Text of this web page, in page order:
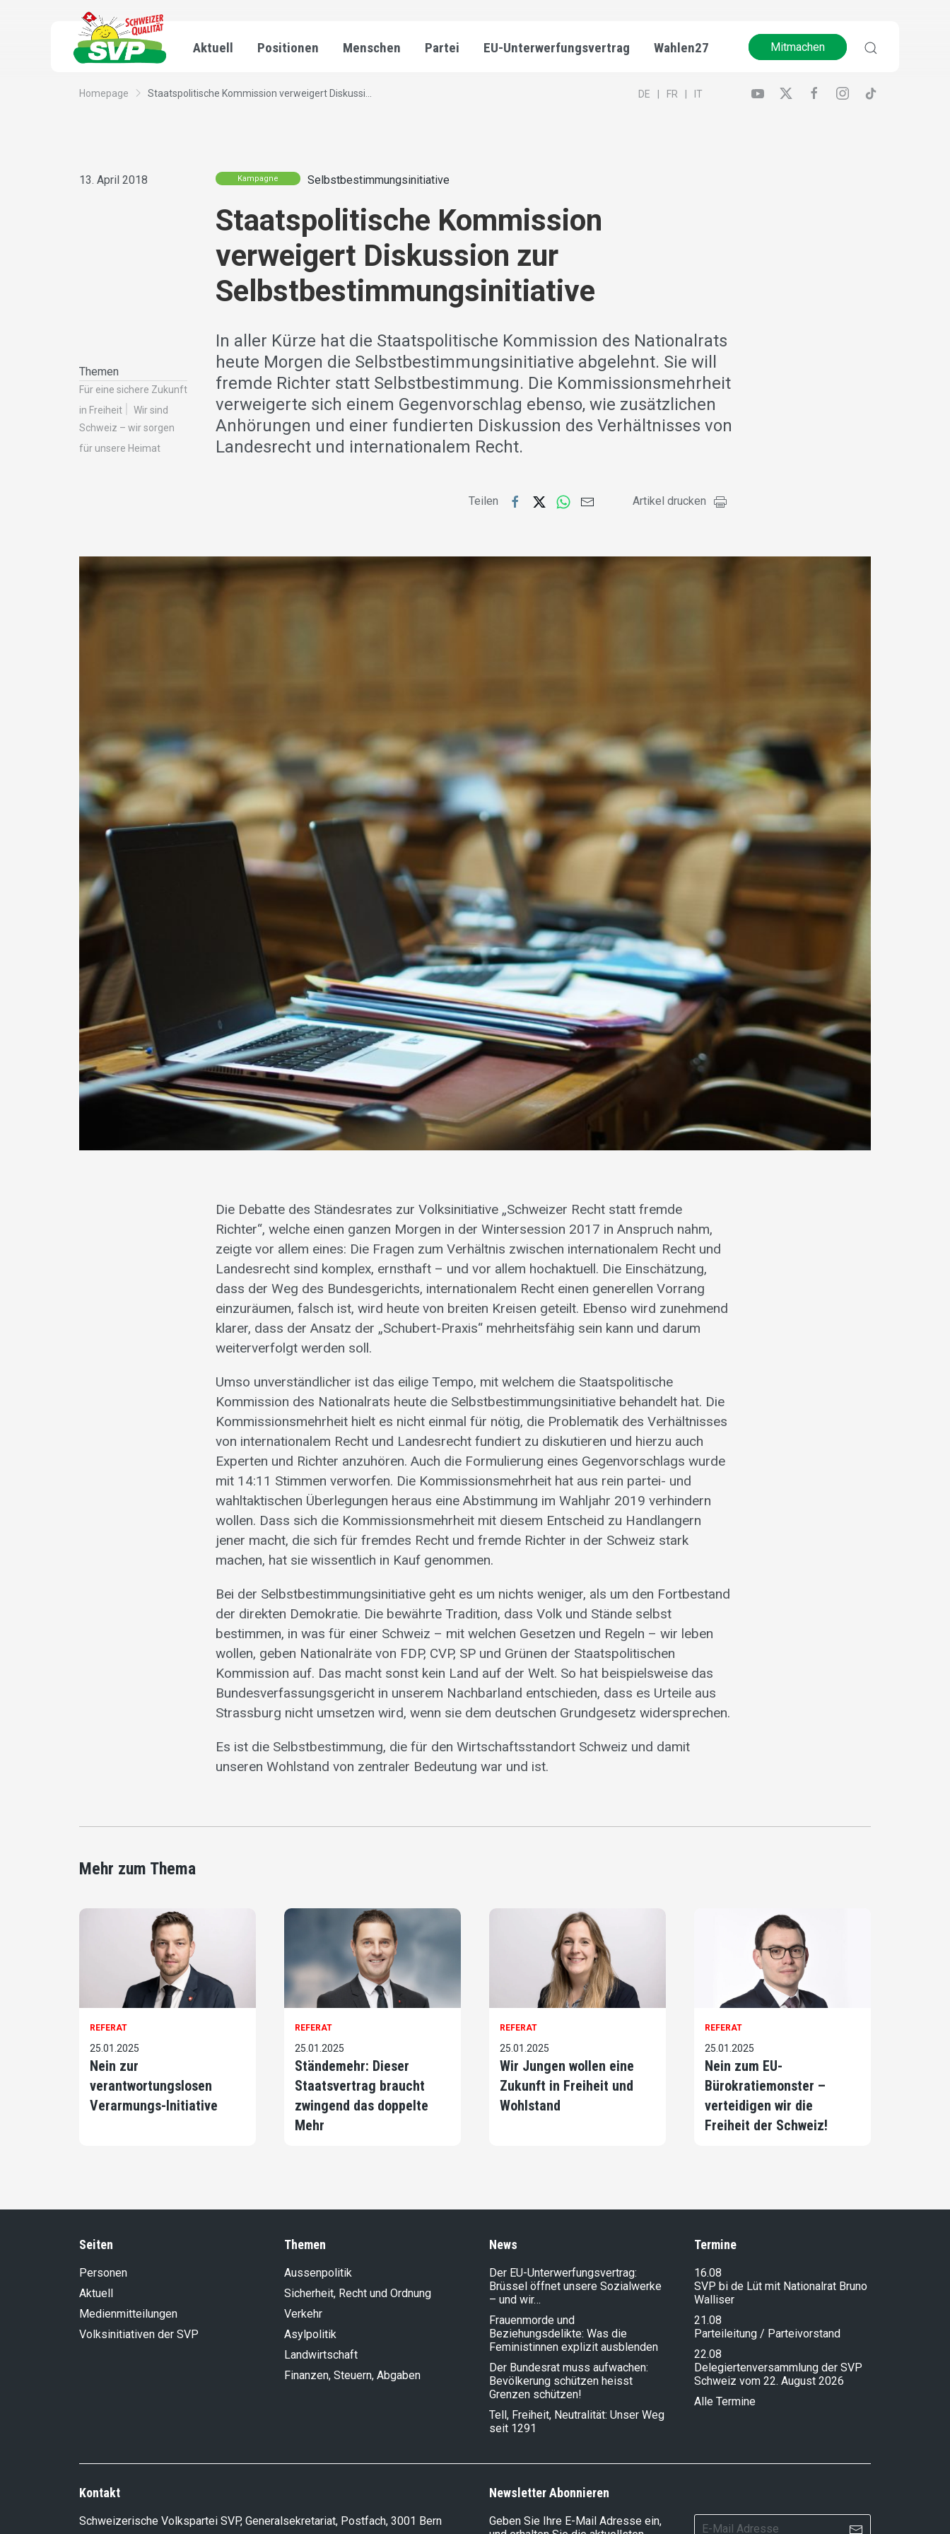
Aktuell Positionen Menschen Partei EU-Unterwerfungsvertrag Wahlen27 Mitmachen
Homepage Staatspolitische Kommission verweigert Diskussi... DE FR IT
13. April 2018
Themen
Für eine sichere Zukunft
in Freiheit
Wir sind
Schweiz – wir sorgen
für unsere Heimat
Kampagne Selbstbestimmungsinitiative
Staatspolitische Kommission
verweigert Diskussion zur
Selbstbestimmungsinitiative
In aller Kürze hat die Staatspolitische Kommission des Nationalrats
heute Morgen die Selbstbestimmungsinitiative abgelehnt. Sie will
fremde Richter statt Selbstbestimmung. Die Kommissionsmehrheit
verweigerte sich einem Gegenvorschlag ebenso, wie zusätzlichen
Anhörungen und einer fundierten Diskussion des Verhältnisses von
Landesrecht und internationalem Recht.
Teilen Artikel drucken
Die Debatte des Ständesrates zur Volksinitiative „Schweizer Recht statt fremde
Richter“, welche einen ganzen Morgen in der Wintersession 2017 in Anspruch nahm,
zeigte vor allem eines: Die Fragen zum Verhältnis zwischen internationalem Recht und
Landesrecht sind komplex, ernsthaft – und vor allem hochaktuell. Die Einschätzung,
dass der Weg des Bundesgerichts, internationalem Recht einen generellen Vorrang
einzuräumen, falsch ist, wird heute von breiten Kreisen geteilt. Ebenso wird zunehmend
klarer, dass der Ansatz der „Schubert-Praxis“ mehrheitsfähig sein kann und darum
weiterverfolgt werden soll.
Umso unverständlicher ist das eilige Tempo, mit welchem die Staatspolitische
Kommission des Nationalrats heute die Selbstbestimmungsinitiative behandelt hat. Die
Kommissionsmehrheit hielt es nicht einmal für nötig, die Problematik des Verhältnisses
von internationalem Recht und Landesrecht fundiert zu diskutieren und hierzu auch
Experten und Richter anzuhören. Auch die Formulierung eines Gegenvorschlags wurde
mit 14:11 Stimmen verworfen. Die Kommissionsmehrheit hat aus rein partei- und
wahltaktischen Überlegungen heraus eine Abstimmung im Wahljahr 2019 verhindern
wollen. Dass sich die Kommissionsmehrheit mit diesem Entscheid zu Handlangern
jener macht, die sich für fremdes Recht und fremde Richter in der Schweiz stark
machen, hat sie wissentlich in Kauf genommen.
Bei der Selbstbestimmungsinitiative geht es um nichts weniger, als um den Fortbestand
der direkten Demokratie. Die bewährte Tradition, dass Volk und Stände selbst
bestimmen, in was für einer Schweiz – mit welchen Gesetzen und Regeln – wir leben
wollen, geben Nationalräte von FDP, CVP, SP und Grünen der Staatspolitischen
Kommission auf. Das macht sonst kein Land auf der Welt. So hat beispielsweise das
Bundesverfassungsgericht in unserem Nachbarland entschieden, dass es Urteile aus
Strassburg nicht umsetzen wird, wenn sie dem deutschen Grundgesetz widersprechen.
Es ist die Selbstbestimmung, die für den Wirtschaftsstandort Schweiz und damit
unseren Wohlstand von zentraler Bedeutung war und ist.
Mehr zum Thema
REFERAT
25.01.2025
Nein zur
verantwortungslosen
Verarmungs-Initiative
REFERAT
25.01.2025
Ständemehr: Dieser
Staatsvertrag braucht
zwingend das doppelte
Mehr
REFERAT
25.01.2025
Wir Jungen wollen eine
Zukunft in Freiheit und
Wohlstand
REFERAT
25.01.2025
Nein zum EU-
Bürokratiemonster –
verteidigen wir die
Freiheit der Schweiz!
Seiten
Personen
Aktuell
Medienmitteilungen
Volksinitiativen der SVP
Themen
Aussenpolitik
Sicherheit, Recht und Ordnung
Verkehr
Asylpolitik
Landwirt­schaft
Finanzen, Steuern, Abgaben
News
Der EU-Unterwerfungsvertrag:
Brüssel öffnet unsere Sozialwerke
– und wir…
Frauenmorde und
Beziehungsdelikte: Was die
Feministinnen explizit ausblenden
Der Bundesrat muss aufwachen:
Bevölkerung schützen heisst
Grenzen schützen!
Tell, Freiheit, Neutralität: Unser Weg
seit 1291
Termine
16.08
SVP bi de Lüt mit Nationalrat Bruno
Walliser
21.08
Parteileitung / Parteivorstand
22.08
Delegiertenversammlung der SVP
Schweiz vom 22. August 2026
Alle Termine
Kontakt
Schweizerische Volkspartei SVP, Generalsekretariat, Postfach, 3001 Bern
Newsletter Abonnieren
Geben Sie Ihre E-Mail Adresse ein,